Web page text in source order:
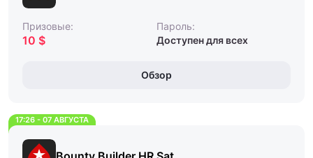
Призовые:
10 $
Пароль:
Доступен для всех
Обзор
17:26 - 07 АВГУСТА